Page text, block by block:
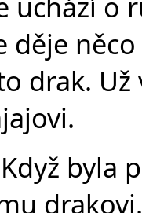
děje
drak.